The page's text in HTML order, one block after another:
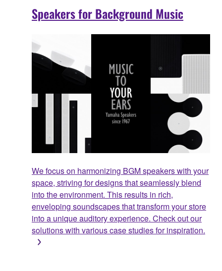
Speakers for Background Music
We focus on harmonizing BGM speakers with your
space, striving for designs that seamlessly blend
into the environment. This results in rich,
enveloping soundscapes that transform your store
into a unique auditory experience. Check out our
solutions with various case studies for inspiration.